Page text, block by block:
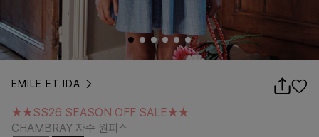
EMILE ET IDA
CHAMBRAY 자수 원피스
★★SS26 SEASON OFF SALE★★
CHAMBRAY 자수 원피스